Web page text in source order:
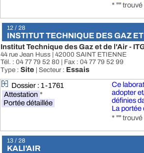
* ""
12 / 28
INSTITUT TECHNIQUE DES GAZ
Institut Technique des Gaz et de l'Air -
44 rue Jean Huss | 42000 SAINT ETIENNE
Tél. : 04 77 79 52 80 | Fax : 04 77 79 52 99
Type : Site | Secteur : Essais
Dossier : 1-1761
Attestation *
Portée détaillée
Ce
adopter
définies
La portée
* ""
13 / 28
KALI'AIR